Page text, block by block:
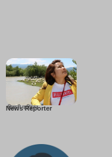
News Reporter
बिहानी पाख्रिन